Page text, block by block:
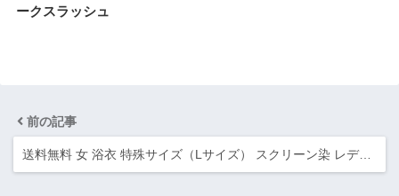
ークスラッシュ
前の記事
送料無料 女 浴衣 特殊サイズ（Lサイズ） スクリーン染 レデ…